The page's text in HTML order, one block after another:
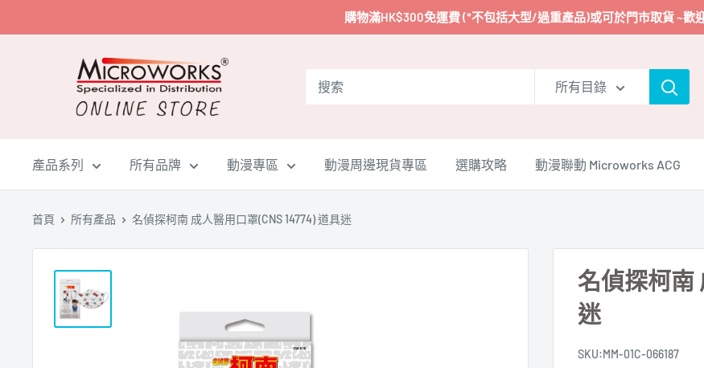
到
購物滿HK$300免運費 (*不包括大型/過重產品)或可於門市取貨 ~歡
Microworks
所有目錄
產品系列 所有品牌 動漫專區 動漫周邊現貨專區 選購攻略 動漫聯動 Microworks ACG
首頁 所有產品 名偵探柯南 成人醫用口罩(CNS 14774) 道具迷
名偵探柯南
迷
SKU:MM-01C-066187